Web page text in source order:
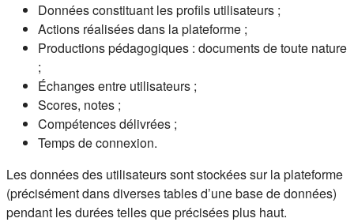
Données constituant les profils utilisateurs ;
Actions réalisées dans la plateforme ;
Productions pédagogiques : documents de toute nature
;
Échanges entre utilisateurs ;
Scores, notes ;
Compétences délivrées ;
Temps de connexion.
Les données des utilisateurs sont stockées sur la plateforme
(précisément dans diverses tables d’une base de données)
pendant les durées telles que précisées plus haut.